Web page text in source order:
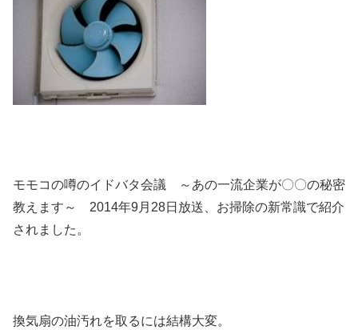
モモコの噂のイドバタ会議 ～あの一流企業が〇〇の秘密
教えます～ 2014年9月28日放送、お掃除の新常識で紹介
されました。
換気扇の油汚れを取るには結構大変。